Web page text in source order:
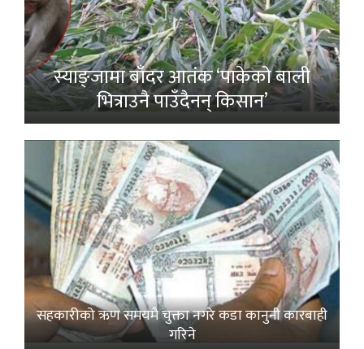
स्याङ्जामा बाँदर आतंक ‘पाकेको बाली
भित्राउनै पाउँदैनन् किसान’
सहकारीको ऋण समयमै चुक्ता नगरे कडा कानुनी कारबाही
गरिने